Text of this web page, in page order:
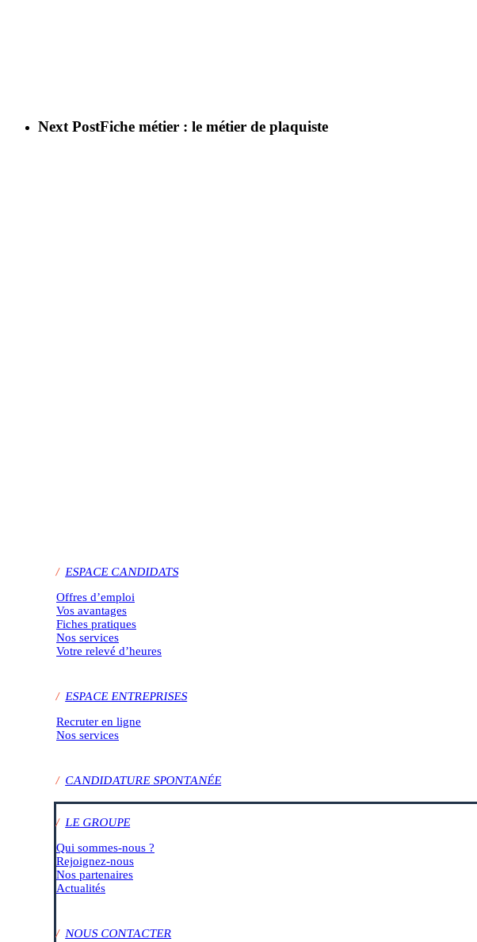
Next PostFiche métier : le métier de plaquiste
/ ESPACE CANDIDATS
Offres d’emploi
Vos avantages
Fiches pratiques
Nos services
Votre relevé d’heures
/ ESPACE ENTREPRISES
Recruter en ligne
Nos services
/ CANDIDATURE SPONTANÉE
/ LE GROUPE
Qui sommes-nous ?
Rejoignez-nous
Nos partenaires
Actualités
/NOUS CONTACTER